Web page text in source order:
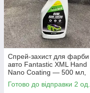
Спрей-захист для фарби
авто Fantastic XML Hand
Nano Coating — 500 мл,
гідрофобний, блиск,
антисажа
Готово до відправки 2 од.